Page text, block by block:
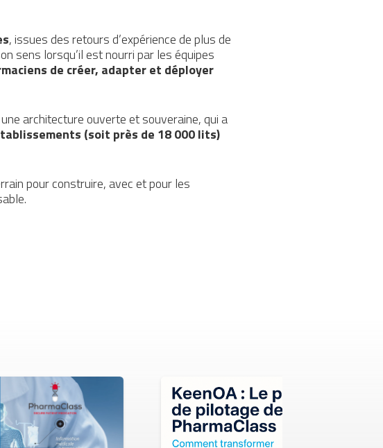
, issues des retours d’expérience de plus de
sens lorsqu’il est nourri par les équipes
de créer, adapter et déployer
architecture ouverte et souveraine, qui a
(soit près de 18 000 lits)
pour construire, avec et pour les